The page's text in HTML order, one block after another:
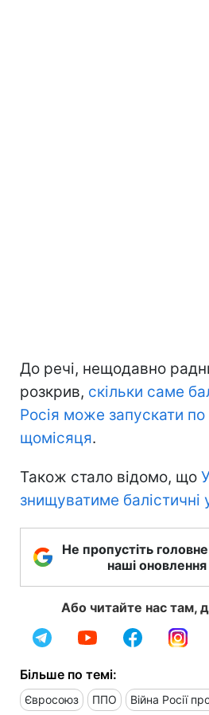
До речі, нещодавно
розкрив, скільки саме
Росія може запускати по
щомісяця.
Також стало відомо, що
знищуватиме балістичні
Не пропустіть
наші
Або читайте нас там,
Більше по темі:
Євросоюз ППО Війна Росії